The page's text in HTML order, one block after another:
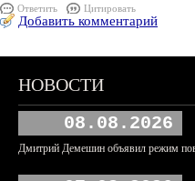
Ответить Цитировать
Добавить комментарий
НОВОСТИ
08.08.2026
Дмитрий Демешин объявил режим